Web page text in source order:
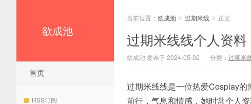
欲成池
首页
RSS订阅
当前位置： 欲成池 > 过期米线 > 正文
过期米线线个人资
欲成池 发布于 2024-05-02 分类： 过期米
过期米线线是一位热爱Cosplay
前行，气息和情感，她时常个人